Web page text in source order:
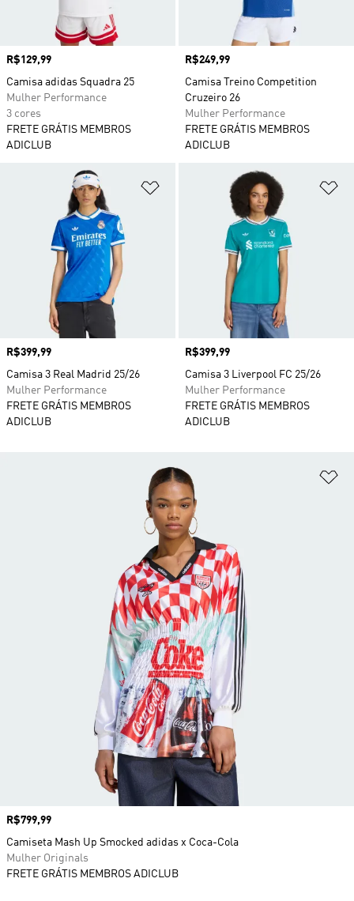
Preço
R$129,99
Camisa adidas Squadra 25
Mulher Performance
3 cores
FRETE GRÁTIS MEMBROS
ADICLUB
Preço
R$249,99
Camisa Treino Competition
Cruzeiro 26
Mulher Performance
FRETE GRÁTIS MEMBROS
ADICLUB
Adicionar à Lista de Desejos
Preço
R$399,99
Camisa 3 Real Madrid 25/26
Mulher Performance
FRETE GRÁTIS MEMBROS
ADICLUB
Preço
R$399,99
Camisa 3 Liverpool FC 25/26
Mulher Performance
FRETE GRÁTIS MEMBROS
ADICLUB
Preço
R$799,99
Camiseta Mash Up Smocked adidas x Coca-Cola
Mulher Originals
FRETE GRÁTIS MEMBROS ADICLUB